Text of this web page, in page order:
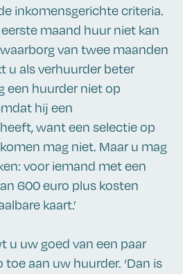
inkomensgerichte criteria.
eerste maand huur niet kan
van twee maanden
u als verhuurder beter
een huurder niet op
hij een
want een selectie op
mag niet. Maar u mag
voor iemand met een
600 euro plus kosten
kaart.’
u uw goed van een paar
aan uw huurder. ‘Dan is